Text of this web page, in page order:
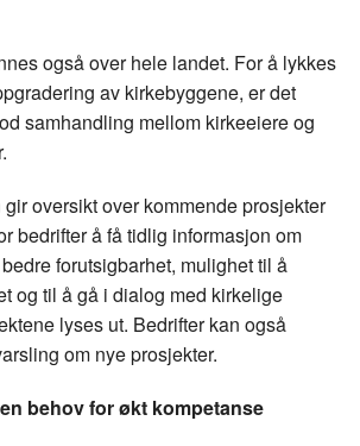
også over hele landet. For å lykkes
av kirkebyggene, er det
samhandling mellom kirkeeiere og
oversikt over kommende prosjekter
bedrifter å få tidlig informasjon om
forutsigbarhet, mulighet til å
og til å gå i dialog med kirkelige
lyses ut. Bedrifter kan også
om nye prosjekter.
behov for økt kompetanse